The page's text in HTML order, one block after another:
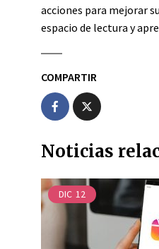
acciones para mejorar
espacio de lectura y
COMPARTIR
Noticias
DIC 12